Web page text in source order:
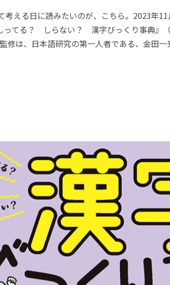
考える日に読みたいのが、こちら。2023年11
ってる？ しらない？ 漢字びっくり事典』
修は、日本語研究の第一人者である、金田一